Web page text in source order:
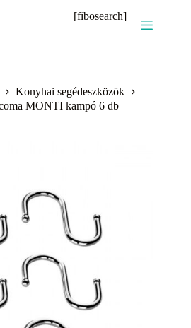
[fibosearch]
Konyhai segédeszközök
MONTI kampó 6 db